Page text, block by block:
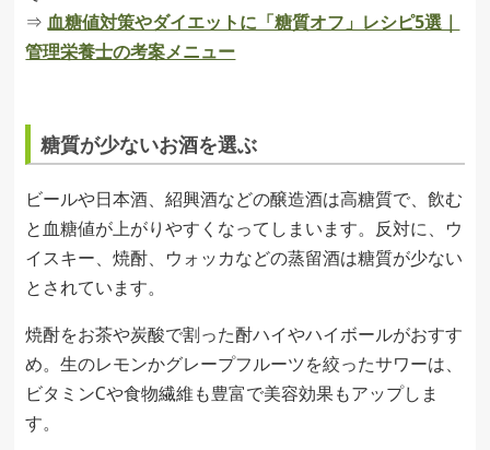
⇒血糖値対策やダイエットに「糖質オフ」レシピ5選｜
管理栄養士の考案メニュー
糖質が少ないお酒を選ぶ
ビールや日本酒、紹興酒などの醸造酒は高糖質で、飲む
と血糖値が上がりやすくなってしまいます。反対に、ウ
イスキー、焼酎、ウォッカなどの蒸留酒は糖質が少ない
とされています。
焼酎をお茶や炭酸で割った酎ハイやハイボールがおすす
め。生のレモンかグレープフルーツを絞ったサワーは、
ビタミンCや食物繊維も豊富で美容効果もアップしま
す。